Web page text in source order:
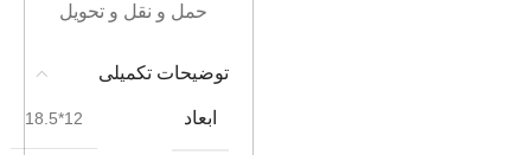
حمل و نقل و تحویل
توضیحات تکمیلی
ابعاد 12*18.5